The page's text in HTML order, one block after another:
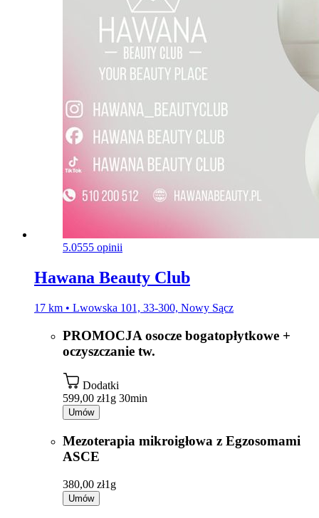
5.0555 opinii
Hawana Beauty Club
17 km • Lwowska 101, 33-300, Nowy Sącz
PROMOCJA osocze bogatopłytkowe +
oczyszczanie tw.
Dodatki
599,00 zł1g 30min
Umów
Mezoterapia mikroigłowa z Egzosomami
ASCE
380,00 zł1g
Umów